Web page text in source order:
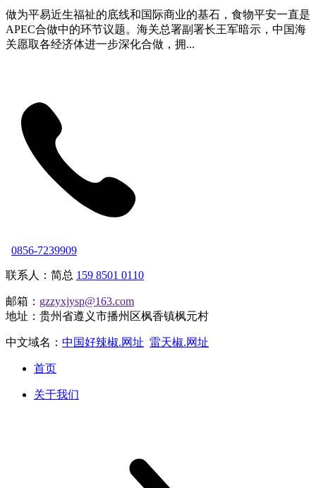
做为平易近生福祉的底线和国际商业的基石，食物平安一直是
APEC合做中的环节议题。海关总署副署长王军暗示，中国海
关愿取各经济体进一步深化合做，拥...
0856-7239909
联系人：简总 159 8501 0110
邮箱： gzzyxjysp@163.com
地址：贵州省遵义市播州区枫香镇枫元村
中文域名： 中国好辣椒.网址 雷天椒.网址
首页
关于我们